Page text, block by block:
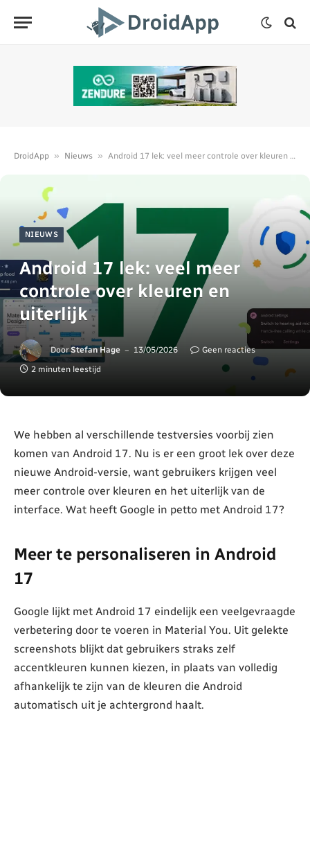
DroidApp » Nieuws » Android 17 lek: veel meer controle over kleuren en uiterlijk
NIEUWS
Android 17 lek: veel meer
controle over kleuren en
uiterlijk
Door Stefan Hage 13/05/2026
Geen reacties
2 minuten leestijd
We hebben al verschillende testversies voorbij zien
komen van Android 17. Nu is er een groot lek over deze
nieuwe Android-versie, want gebruikers krijgen veel
meer controle over kleuren en het uiterlijk van de
interface. Wat heeft Google in petto met Android 17?
Meer te personaliseren in Android
17
Google lijkt met Android 17 eindelijk een veelgevraagde
verbetering door te voeren in Material You. Uit gelekte
screenshots blijkt dat gebruikers straks zelf
accentkleuren kunnen kiezen, in plaats van volledig
afhankelijk te zijn van de kleuren die Android
automatisch uit je achtergrond haalt.